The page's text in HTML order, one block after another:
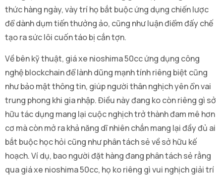
thức hàng ngày, vày trí họ bắt buộc ứng dụng chiến lược
để dành dụm tiến thưởng ảo, cũng như luận điểm đấy chế
tạo ra sức lôi cuốn táo bị cắn tợn.
Về bên kỹ thuật, giá xe nioshima 50cc ứng dụng công
nghệ blockchain để lành dũng mạnh tính riêng biệt cũng
như bảo mật thông tin, giúp người thân nghịch yên ổn vai
trung phong khi gia nhập. Điều này đang ko còn riêng gì sở
hữu tác dụng mang lại cuộc nghịch trở thành đam mê hơn
cơ mà còn mở ra khả năng dĩ nhiên chắn mang lại đầy đủ ai
bắt buộc học hỏi cũng như phân tách sẻ về sở hữu kế
hoạch. Ví dụ, bao người đặt hàng đang phân tách sẻ rằng
qua giá xe nioshima 50cc, họ ko riêng gì vui nghịch giải trí